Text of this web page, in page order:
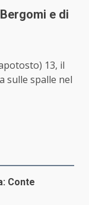
e di
13, il
sulle spalle nel
Conte